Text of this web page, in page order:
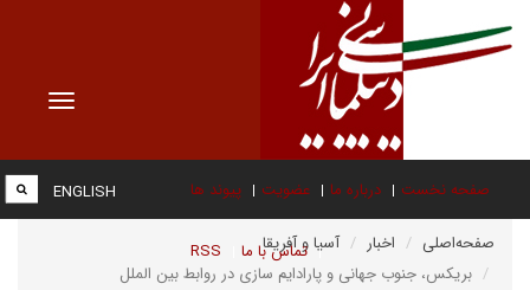
Toggle
صفحه نخست درباره ما عضویت پیوند ها
تماس با ما RSS
ENGLISH
صفحه‌اصلی اخبار
آسیا و آفریقا
بریکس، جنوب جهانی و پارادایم سازی در روابط بین الملل